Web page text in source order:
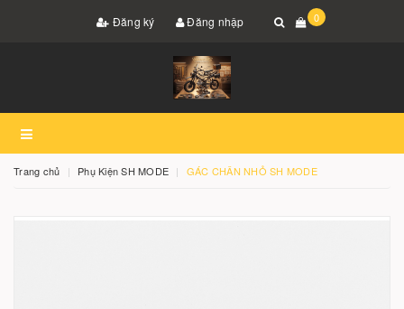
Đăng ký Đăng nhập 0
Trang chủ Phụ Kiện SH MODE GÁC CHÂN NHỎ SH MODE